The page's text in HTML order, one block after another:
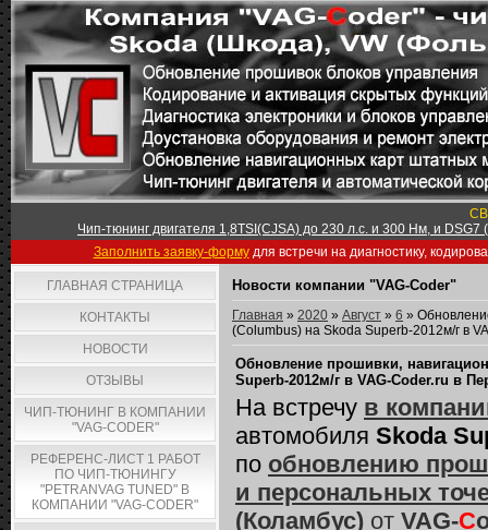
Чип-тюнинг двигателя 1,8TSI(CJSA) до 230 л.с. и 300 Нм, и
Заполнить заявку-формудля встречи на диагностику,
ГЛАВНАЯ СТРАНИЦА
КОНТАКТЫ
НОВОСТИ
ОТЗЫВЫ
ЧИП-ТЮНИНГ В КОМПАНИИ
"VAG-CODER"
РЕФЕРЕНС-ЛИСТ 1 РАБОТ
ПО ЧИП-ТЮНИНГУ
"PETRANVAG TUNED" В
КОМПАНИИ "VAG-CODER"
Новости компании "VAG-Coder"
Главная » 2020 » Август » 6 »
(Columbus) на Skoda Superb-2012м/г в
Обновление прошивки,
Superb-2012м/г в VAG-Coder.ru в
На встречу в
автомобиля Skoda
по обновлению
и персональных
(Коламбус) от VAG-C